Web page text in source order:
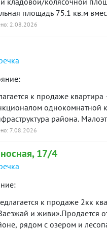
Срок
90 дн.
площадь 75.1 кв.м
дополнительная
можно
все самые
двор, дружные
и расскажем!Квартира не в
давно, покупали у
ID объекта в нашей
2.08.2026
к продаже квартира
однокомнатной
данному объекту в
7.08.2026
17/4
к продаже 2кк
и живи».Продается
рядом с озером и